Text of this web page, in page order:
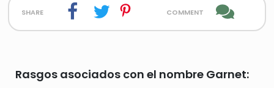
share comment
Rasgos asociados con el nombre Garnet: